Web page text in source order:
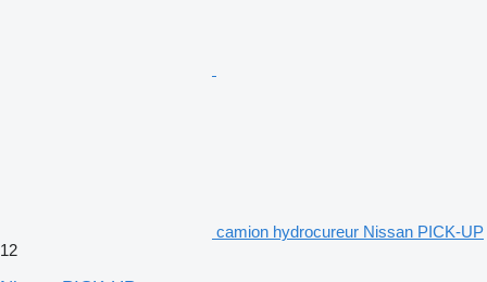
camion hydrocureur Nissan PICK-UP
12